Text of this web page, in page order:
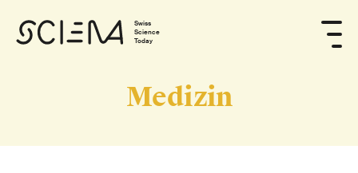
Swiss
Science
Today
Medizin